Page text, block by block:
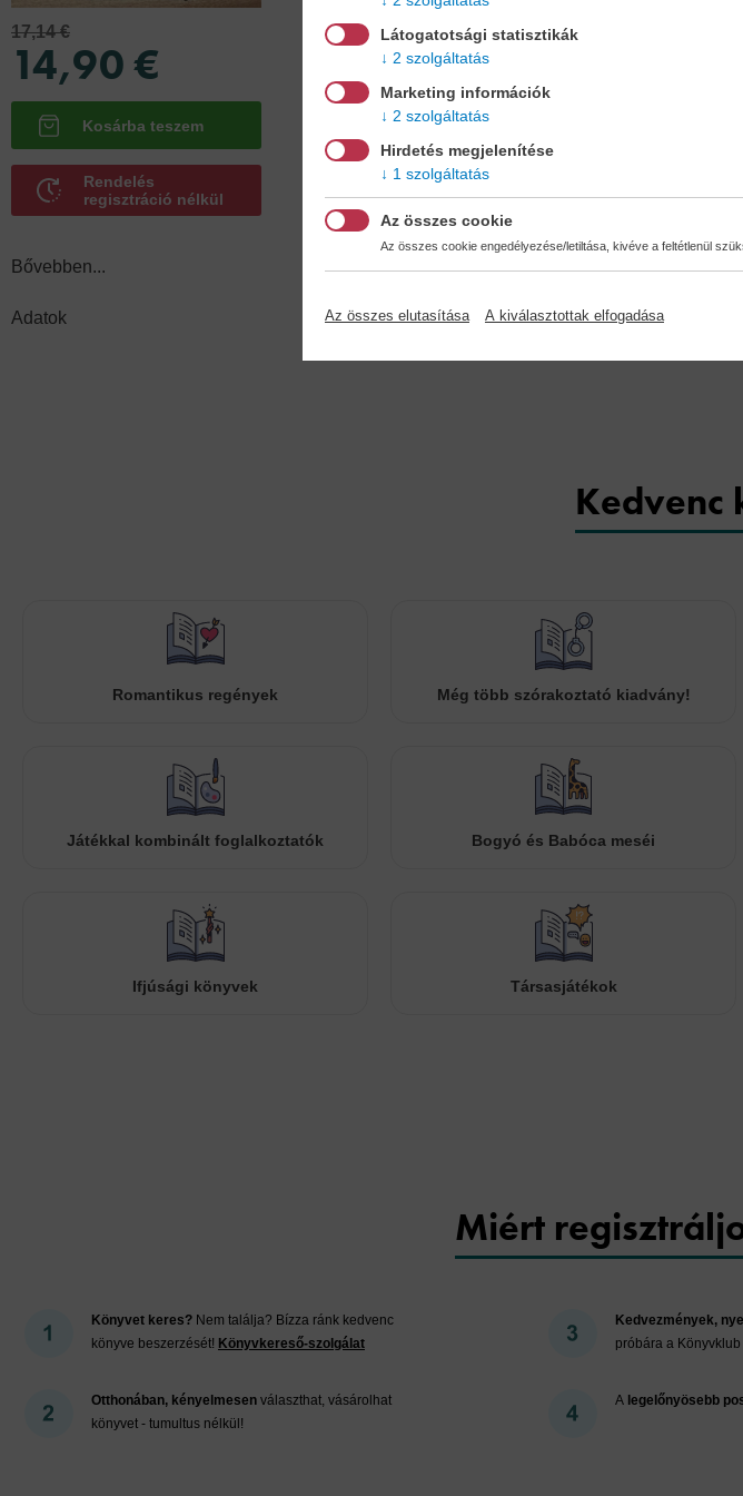
17,14 €
14,90 €
Rendelés
regisztráció nélkül
Bővebben...
Adatok
Kötésmód:
puha kötés
Kedvenc
Romantikus regények Még több szórakoztató kiadvány!
Játékkal kombinált foglalkoztatók Bogyó és Babóca meséi
Ifjúsági könyvek Társasjátékok
Miért
Könyvet keres? Nem találja? Bízza ránk kedvenc
könyve beszerzését! Könyvkereső-szolgálat
Otthonában, kényelmesen választhat, vásárolhat
könyvet - tumultus nélkül!
Kedvezmények,
próbára a
A legelőnyösebb
Látogatotsági statisztikák
2 szolgáltatás
Marketing információk
2 szolgáltatás
Hirdetés megjelenítése
1 szolgáltatás
Az összes cookie
Az összes cookie engedélyezése/letiltása, kivéve a feltétlenül
Az összes elutasítása A kiválasztottak elfogadása